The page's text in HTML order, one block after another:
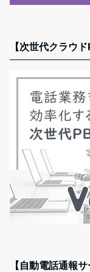
【次世代クラウ
【自動電話通報